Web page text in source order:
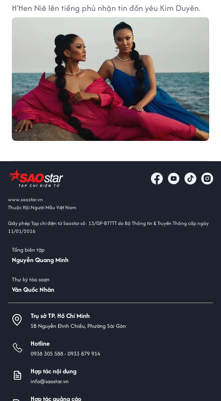
H'Hen Niê lên tiếng phủ nhận tin đồn yêu Kim Duyên.
www.saostar.vn
Thuộc Hội Người Mẫu Việt Nam
Giấy phép Tạp chí điện tử Saostar số: 13/GP-BTTTT do Bộ Thông tin & Truyền Thông cấp ngày
11/01/2016
Tổng biên tập
Nguyễn Quang Minh
Thư ký tòa soạn
Văn Quốc Nhân
Trụ sở TP. Hồ Chí Minh
5B Nguyễn Đình Chiểu, Phường Sài Gòn
Hotline
0938 305 588 -0933 879 914
Hợp tác nội dung
info@saostar.vn
Hợp tác quảng cáo